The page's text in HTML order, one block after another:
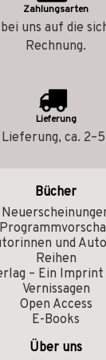
Zahlungsarten
uns auf die
Rechnung.
Lieferung
ca.
Bücher
und
Reihen
– Ein Imprint
Vernissagen
Open Access
E-Books
Über uns